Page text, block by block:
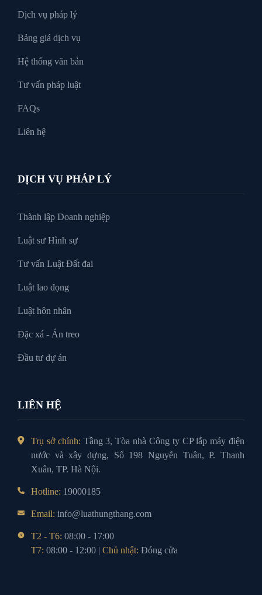
Xin tại ngoại
Dịch vụ pháp lý
Bảng giá dịch vụ
Hệ thống văn bản
Tư vấn pháp luật
FAQs
Liên hệ
DỊCH VỤ PHÁP LÝ
Thành lập Doanh nghiệp
Luật sư Hình sự
Tư vấn Luật Đất đai
Luật lao đọng
Luật hôn nhân
Đặc xá - Án treo
Đầu tư dự án
LIÊN HỆ
Trụ sở chính: Tầng 3, Tòa nhà Công ty CP lắp máy điện
nước và xây dựng, Số 198 Nguyễn Tuân, P. Thanh
Xuân, TP. Hà Nội.
Hotline: 19000185
Email: info@luathungthang.com
T2 - T6: 08:00 - 17:00
T7: 08:00 - 12:00 |Chủ nhật:Đóng cửa